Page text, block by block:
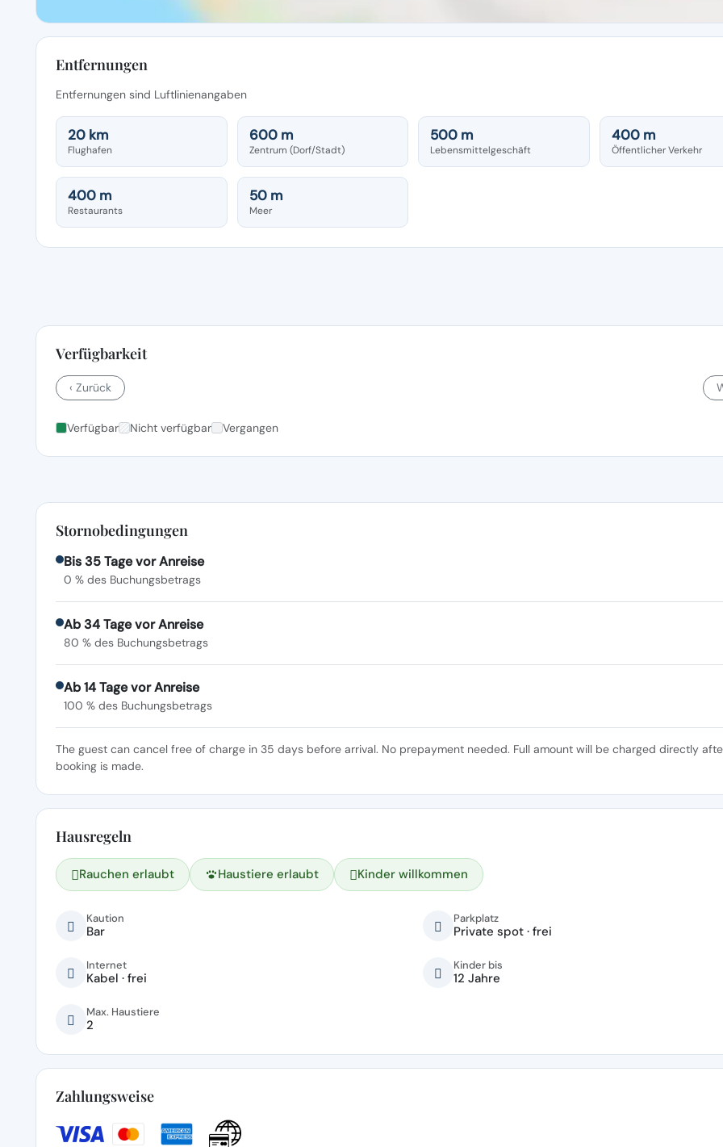
Entfernungen
Entfernungen sind Luftlinienangaben
20 km
Flughafen
600 m
Zentrum (Dorf/Stadt)
500 m
Lebensmittelgeschäft
400 m
Öffentlicher Verkehr
400 m
Restaurants
50 m
Meer
Verfügbarkeit
‹ Zurück
Verfügbar Nicht verfügbar Vergangen
Stornobedingungen
Bis 35 Tage vor Anreise
0 % des Buchungsbetrags
Ab 34 Tage vor Anreise
80 % des Buchungsbetrags
Ab 14 Tage vor Anreise
100 % des Buchungsbetrags
The guest can cancel free of charge in 35 days before arrival. No prepayment needed. Full amount will be charged directly
booking is made.
Hausregeln
Rauchen erlaubt Haustiere erlaubt Kinder willkommen
Kaution
Bar
Parkplatz
Private spot · frei
Internet
Kabel · frei
Kinder bis
12 Jahre
Max. Haustiere
2
Zahlungsweise